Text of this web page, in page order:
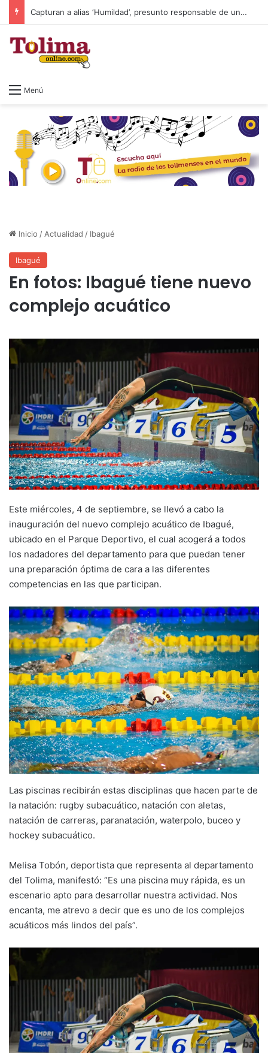
Capturan a alias ‘Humildad’, presunto responsable de un homicidio ocurrido en Ibagué
Menú
Inicio / Actualidad / Ibagué
Ibagué
En fotos: Ibagué tiene nuevo
complejo acuático
Este miércoles, 4 de septiembre, se llevó a cabo la
inauguración del nuevo complejo acuático de Ibagué,
ubicado en el Parque Deportivo, el cual acogerá a todos
los nadadores del departamento para que puedan tener
una preparación óptima de cara a las diferentes
competencias en las que participan.
Las piscinas recibirán estas disciplinas que hacen parte de
la natación: rugby subacuático, natación con aletas,
natación de carreras, paranatación, waterpolo, buceo y
hockey subacuático.
Melisa Tobón, deportista que representa al departamento
del Tolima, manifestó: “Es una piscina muy rápida, es un
escenario apto para desarrollar nuestra actividad. Nos
encanta, me atrevo a decir que es uno de los complejos
acuáticos más lindos del país”.